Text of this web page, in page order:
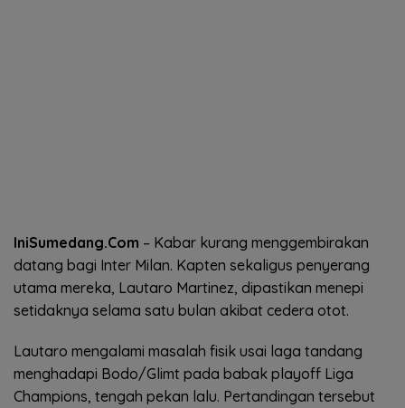
IniSumedang.Com – Kabar kurang menggembirakan
datang bagi Inter Milan. Kapten sekaligus penyerang
utama mereka, Lautaro Martinez, dipastikan menepi
setidaknya selama satu bulan akibat cedera otot.
Lautaro mengalami masalah fisik usai laga tandang
menghadapi Bodo/Glimt pada babak playoff Liga
Champions, tengah pekan lalu. Pertandingan tersebut